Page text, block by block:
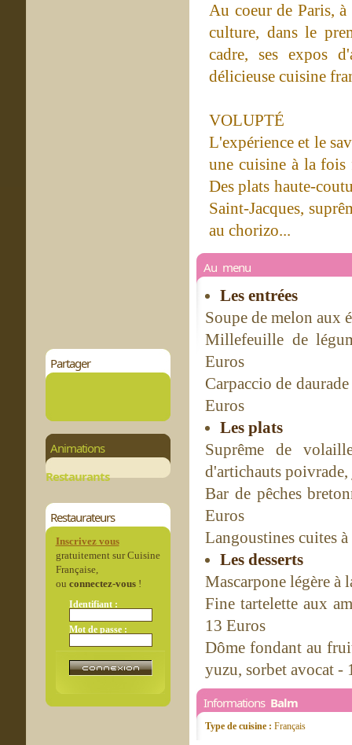
Partager
Animations
Restaurants
Restaurateurs
Inscrivez vous
gratuitement sur Cuisine
Française,
ou connectez-vous!
Identifiant :
Mot de passe :
Au coeur de Paris,
culture, dans le
cadre, ses expos
délicieuse cuisine
VOLUPTÉ
L'expérience et le
une cuisine à la fois
Des plats haute-
Saint-Jacques,
au chorizo...
Au menu
Les entrées
Soupe de melon aux
Millefeuille de
Euros
Carpaccio de
Euros
Les plats
Suprême de
d'artichauts
Bar de pêches
Euros
Langoustines cuites
Les desserts
Mascarpone légère à
Fine tartelette aux
13 Euros
Dôme fondant au
yuzu, sorbet avocat -
Informations Balm
Type de cuisine : Français